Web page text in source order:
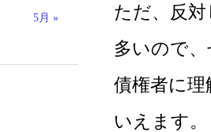
ただ、反
多いので
債権者に
いえます。
5月 »